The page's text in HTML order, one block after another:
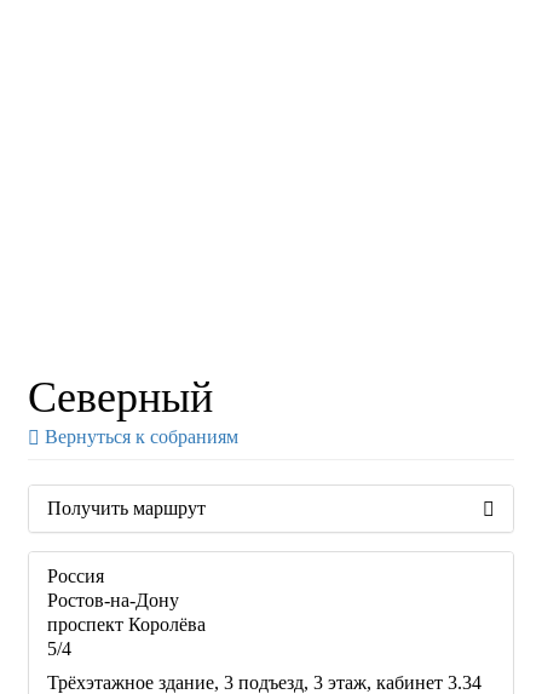
Северный
Вернуться к собраниям
Получить маршрут
Россия
Ростов-на-Дону
проспект Королёва
5/4
Трёхэтажное здание, 3 подъезд, 3 этаж, кабинет 3.34